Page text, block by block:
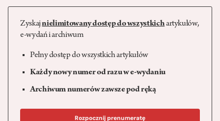
Zyskajnielimitowany dostęp do wszystkichartykułów,
e-wydań i archiwum
Pełny dostęp do wszystkich artykułów
Każdy nowy numer od razu w e-wydaniu
Archiwum numerów zawsze pod ręką
Rozpocznij prenumeratę